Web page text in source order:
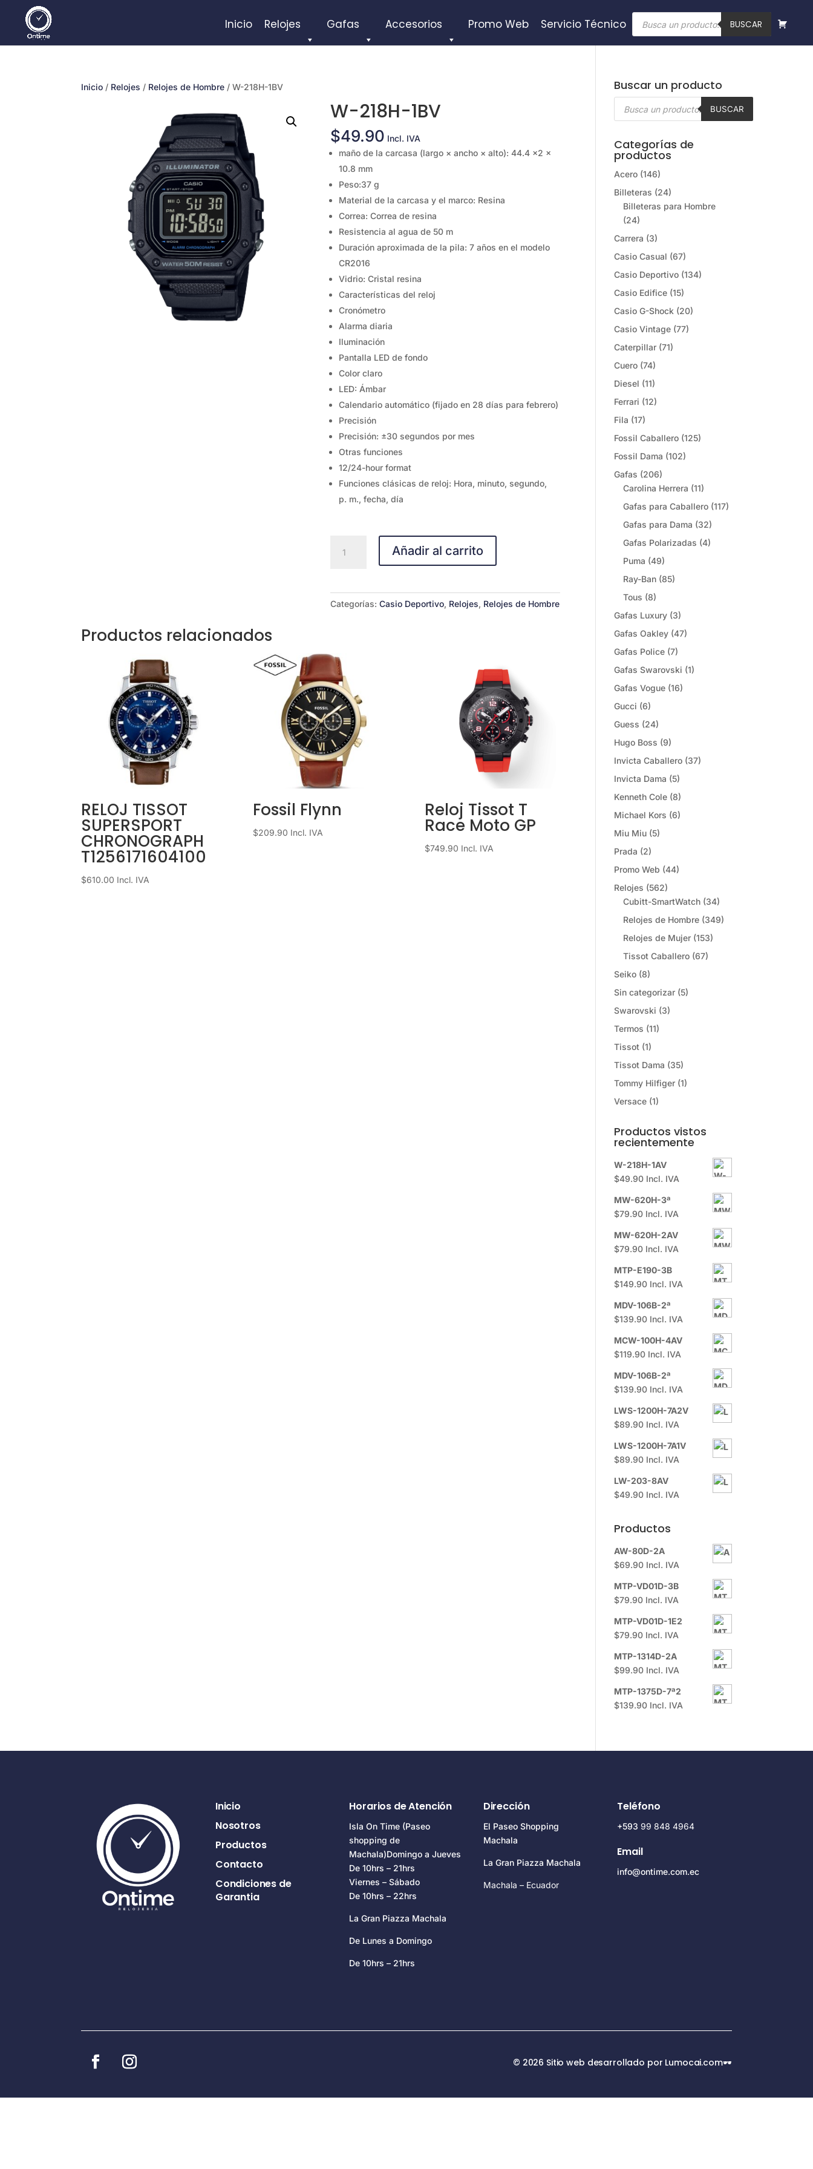
Inicio Relojes Gafas Accesorios Promo Web Servicio Técnico
Búsqueda
de
productos
BUSCAR
Inicio / Relojes / Relojes de Hombre / W-218H-1BV
W-218H-1BV
$49.90 Incl. IVA
maño de la carcasa (largo × ancho × alto): 44.4 ×2 ×
10.8 mm
Peso:37 g
Material de la carcasa y el marco: Resina
Correa: Correa de resina
Resistencia al agua de 50 m
Duración aproximada de la pila: 7 años en el modelo
CR2016
Vidrio: Cristal resina
Características del reloj
Cronómetro
Alarma diaria
Iluminación
Pantalla LED de fondo
Color claro
LED: Ámbar
Calendario automático (fijado en 28 días para febrero)
Precisión
Precisión: ±30 segundos por mes
Otras funciones
12/24-hour format
Funciones clásicas de reloj: Hora, minuto, segundo,
p. m., fecha, día
218H-
Añadir al carrito
Categorías:Casio Deportivo, Relojes, Relojes de Hombre
Productos relacionados
RELOJ TISSOT
SUPERSPORT
CHRONOGRAPH
T1256171604100
$610.00 Incl. IVA
Fossil Flynn
$209.90 Incl. IVA
Reloj Tissot T
Race Moto GP
$749.90 Incl. IVA
Buscar un producto
Búsqueda
BUSCAR
Categorías de
productos
Acero (146)
Billeteras (24)
Billeteras para Hombre
(24)
Carrera (3)
Casio Casual (67)
Casio Deportivo (134)
Casio Edifice (15)
Casio G-Shock (20)
Casio Vintage (77)
Caterpillar (71)
Cuero (74)
Diesel (11)
Ferrari (12)
Fila (17)
Fossil Caballero (125)
Fossil Dama (102)
Gafas (206)
Carolina Herrera (11)
Gafas para Caballero (117)
Gafas para Dama (32)
Gafas Polarizadas (4)
Puma (49)
Ray-Ban (85)
Tous (8)
Gafas Luxury (3)
Gafas Oakley (47)
Gafas Police (7)
Gafas Swarovski (1)
Gafas Vogue (16)
Gucci (6)
Guess (24)
Hugo Boss (9)
Invicta Caballero (37)
Invicta Dama (5)
Kenneth Cole (8)
Michael Kors (6)
Miu Miu (5)
Prada (2)
Promo Web (44)
Relojes (562)
Cubitt-SmartWatch (34)
Relojes de Hombre (349)
Relojes de Mujer (153)
Tissot Caballero (67)
Seiko (8)
Sin categorizar (5)
Swarovski (3)
Termos (11)
Tissot (1)
Tissot Dama (35)
Tommy Hilfiger (1)
Versace (1)
Productos vistos
recientemente
W-218H-1AV
$49.90 Incl. IVA
MW-620H-3ª
$79.90 Incl. IVA
MW-620H-2AV
$79.90 Incl. IVA
MTP-E190-3B
$149.90 Incl. IVA
MDV-106B-2ª
$139.90 Incl. IVA
MCW-100H-4AV
$119.90 Incl. IVA
MDV-106B-2ª
$139.90 Incl. IVA
LWS-1200H-7A2V
$89.90 Incl. IVA
LWS-1200H-7A1V
$89.90 Incl. IVA
LW-203-8AV
$49.90 Incl. IVA
Productos
AW-80D-2A
$69.90 Incl. IVA
MTP-VD01D-3B
$79.90 Incl. IVA
MTP-VD01D-1E2
$79.90 Incl. IVA
MTP-1314D-2A
$99.90 Incl. IVA
MTP-1375D-7ª2
$139.90 Incl. IVA
Inicio
Nosotros
Productos
Contacto
Condiciones de
Garantia
Horarios de Atención
Isla On Time (Paseo
shopping de
Machala)Domingo a Jueves
De 10hrs – 21hrs
Viernes – Sábado
De 10hrs – 22hrs
La Gran Piazza Machala
De Lunes a Domingo
De 10hrs – 21hrs
Dirección
El Paseo Shopping
Machala
La Gran Piazza Machala
Machala – Ecuador
Teléfono
+59399 848 4964
Email
info@ontime.com.ec
© 2026 Sitio web desarrollado por Lumocai.com🕶️